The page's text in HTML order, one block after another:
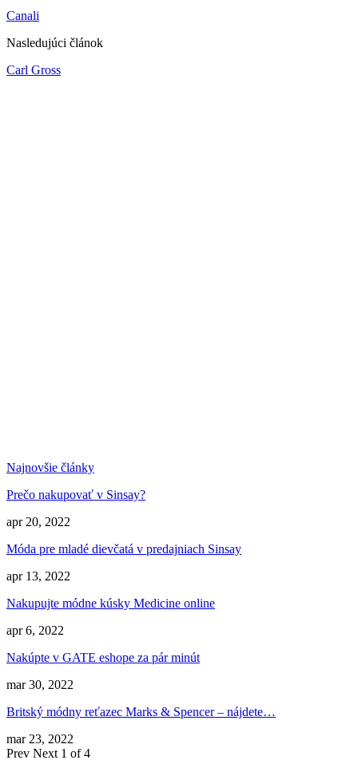
Canali
Nasledujúci článok
Carl Gross
Najnovšie články
Prečo nakupovať v Sinsay?
apr 20, 2022
Móda pre mladé dievčatá v predajniach Sinsay
apr 13, 2022
Nakupujte módne kúsky Medicine online
apr 6, 2022
Nakúpte v GATE eshope za pár minút
mar 30, 2022
Britský módny reťazec Marks & Spencer – nájdete…
mar 23, 2022
Prev Next 1 of 4